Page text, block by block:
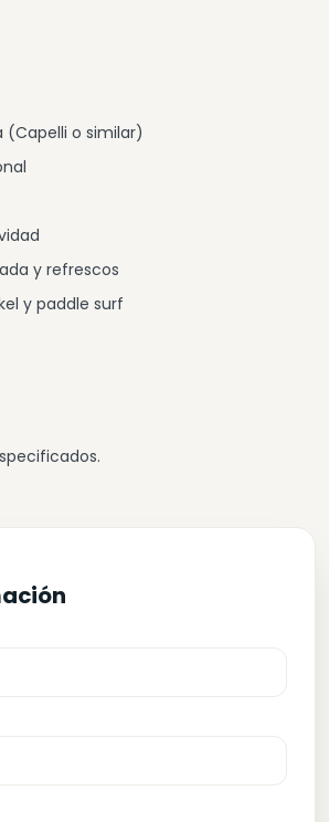
(Capelli o similar)
y refrescos
y paddle surf